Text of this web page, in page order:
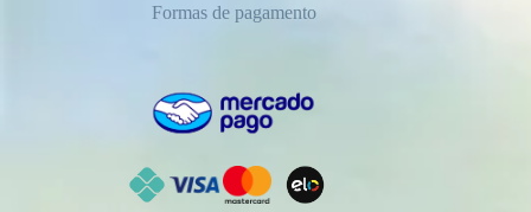
Formas de pagamento